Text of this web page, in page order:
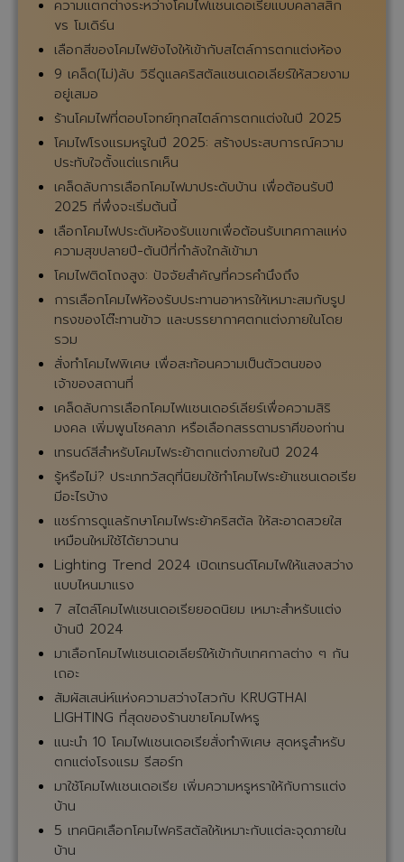
ความแตกต่างระหว่างโคมไฟแชนเดอเรียแบบคลาสสิก
vs โมเดิร์น
เลือกสีของโคมไฟยังไงให้เข้ากับสไตล์การตกแต่งห้อง
9 เคล็ด(ไม่)ลับ วิธีดูแลคริสตัลแชนเดอเลียร์ให้สวยงาม
อยู่เสมอ
ร้านโคมไฟที่ตอบโจทย์ทุกสไตล์การตกแต่งในปี 2025
โคมไฟโรงแรมหรูในปี 2025: สร้างประสบการณ์ความ
ประทับใจตั้งแต่แรกเห็น
เคล็ดลับการเลือกโคมไฟมาประดับบ้าน เพื่อต้อนรับปี
2025 ที่พึ่งจะเริ่มต้นนี้
เลือกโคมไฟประดับห้องรับแขกเพื่อต้อนรับเทศกาลแห่ง
ความสุขปลายปี-ต้นปีที่กำลังใกล้เข้ามา
โคมไฟติดโถงสูง: ปัจจัยสำคัญที่ควรคำนึงถึง
การเลือกโคมไฟห้องรับประทานอาหารให้เหมาะสมกับรูป
ทรงของโต๊ะทานข้าว และบรรยากาศตกแต่งภายในโดย
รวม
สั่งทำโคมไฟพิเศษ เพื่อสะท้อนความเป็นตัวตนของ
เจ้าของสถานที่
เคล็ดลับการเลือกโคมไฟแชนเดอร์เลียร์เพื่อความสิริ
มงคล เพิ่มพูนโชคลาภ หรือเลือกสรรตามราศีของท่าน
เทรนด์สีสำหรับโคมไฟระย้าตกแต่งภายในปี 2024
รู้หรือไม่? ประเภทวัสดุที่นิยมใช้ทำโคมไฟระย้าแชนเดอเรีย
มีอะไรบ้าง
แชร์การดูแลรักษาโคมไฟระย้าคริสตัล ให้สะอาดสวยใส
เหมือนใหม่ใช้ได้ยาวนาน
Lighting Trend 2024 เปิดเทรนด์โคมไฟให้แสงสว่าง
แบบไหนมาแรง
7 สไตล์โคมไฟแชนเดอเรียยอดนิยม เหมาะสำหรับแต่ง
บ้านปี 2024
มาเลือกโคมไฟแชนเดอเลียร์ให้เข้ากับเทศกาลต่าง ๆ กัน
เถอะ
สัมผัสเสน่ห์แห่งความสว่างไสวกับ KRUGTHAI
LIGHTING ที่สุดของร้านขายโคมไฟหรู
แนะนำ 10 โคมไฟแชนเดอเรียสั่งทำพิเศษ สุดหรูสำหรับ
ตกแต่งโรงแรม รีสอร์ท
มาใช้โคมไฟแชนเดอเรีย เพิ่มความหรูหราให้กับการแต่ง
บ้าน
5 เทคนิคเลือกโคมไฟคริสตัลให้เหมาะกับแต่ละจุดภายใน
บ้าน